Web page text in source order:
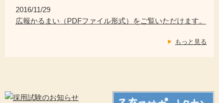
2016/11/29
広報かるまい（PDFファイル形式）をご覧いただけます。
もっと見る